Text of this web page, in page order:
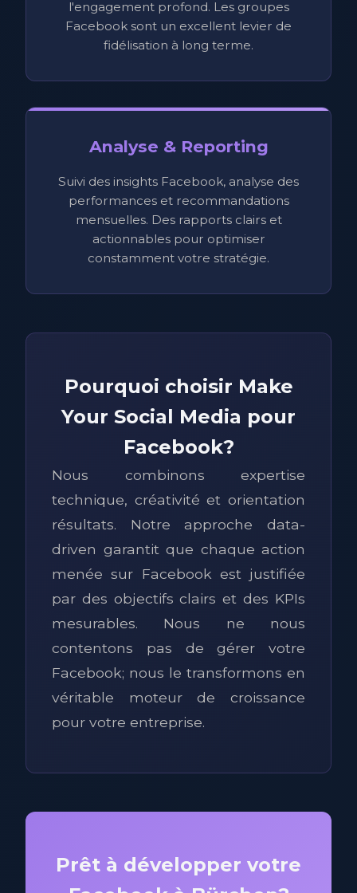
l'engagement profond. Les groupes
Facebook sont un excellent levier de
fidélisation à long terme.
Analyse & Reporting
Suivi des insights Facebook, analyse des
performances et recommandations
mensuelles. Des rapports clairs et
actionnables pour optimiser
constamment votre stratégie.
Pourquoi choisir Make
Your Social Media pour
Facebook?
Nous combinons expertise
technique, créativité et orientation
résultats. Notre approche data-
driven garantit que chaque action
menée sur Facebook est justifiée
par des objectifs clairs et des KPIs
mesurables. Nous ne nous
contentons pas de gérer votre
Facebook; nous le transformons en
véritable moteur de croissance
pour votre entreprise.
Prêt à développer votre